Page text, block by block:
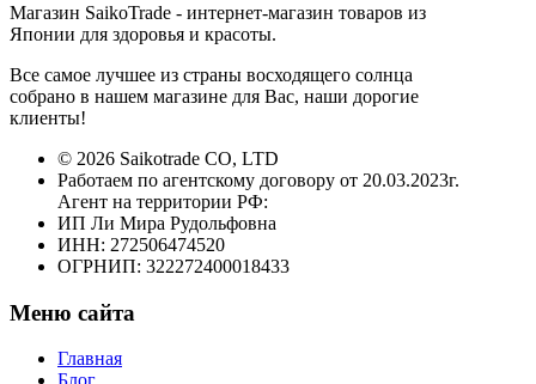
Магазин SaikoTrade - интернет-магазин товаров из
Японии для здоровья и красоты.
Все самое лучшее из страны восходящего солнца
собрано в нашем магазине для Вас, наши дорогие
клиенты!
© 2026 Saikotrade CO, LTD
Работаем по агентскому договору от 20.03.2023г.
Агент на территории РФ:
ИП Ли Мира Рудольфовна
ИНН: 272506474520
ОГРНИП: 322272400018433
Меню сайта
Главная